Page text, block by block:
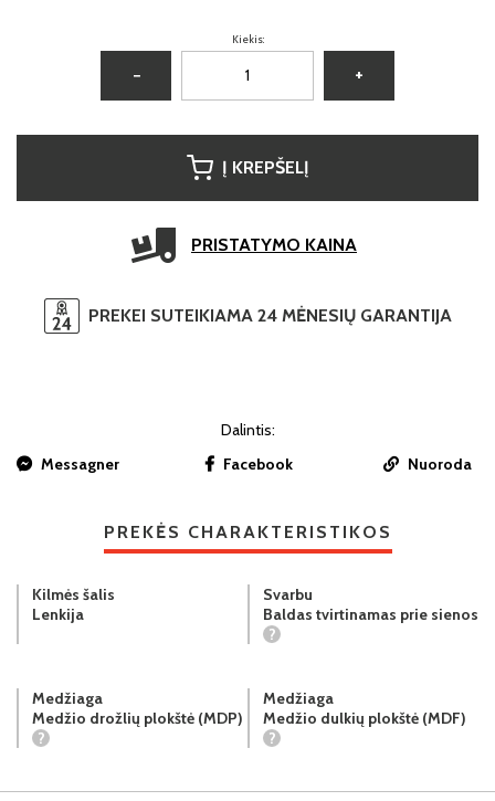
Kiekis:
− +
Į KREPŠELĮ
PRISTATYMO KAINA
PREKEI SUTEIKIAMA 24 MĖNESIŲ GARANTIJA
Dalintis:
Messagner
Facebook Nuoroda
PREKĖS CHARAKTERISTIKOS
Kilmės šalis
Lenkija
Svarbu
Baldas tvirtinamas prie sienos
?
Medžiaga
Medžio drožlių plokštė (MDP)
?
Medžiaga
Medžio dulkių plokštė (MDF)
?